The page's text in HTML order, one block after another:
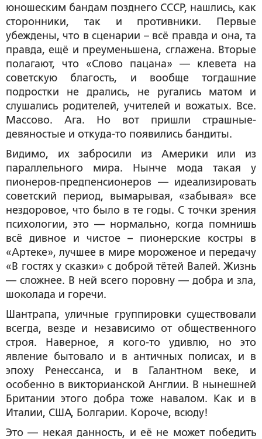
юношеским бандам позднего СССР, нашлись, как
сторонники, так и противники. Первые
убеждены, что в сценарии – всё правда и она, та
правда, ещё и преуменьшена, сглажена. Вторые
полагают, что «Слово пацана» — клевета на
советскую благость, и вообще тогдашние
подростки не дрались, не ругались матом и
слушались родителей, учителей и вожатых. Все.
Массово. Ага. Но вот пришли страшные-
девяностые и откуда-то появились бандиты.
Видимо, их забросили из Америки или из
параллельного мира. Нынче мода такая у
пионеров-предпенсионеров — идеализировать
советский период, вымарывая, «забывая» все
нездоровое, что было в те годы. С точки зрения
психологии, это — нормально, когда помнишь
всё дивное и чистое – пионерские костры в
«Артеке», лучшее в мире мороженое и передачу
«В гостях у сказки» с доброй тётей Валей. Жизнь
— сложнее. В ней всего поровну — добра и зла,
шоколада и горечи.
Шантрапа, уличные группировки существовали
всегда, везде и независимо от общественного
строя. Наверное, я кого-то удивлю, но это
явление бытовало и в античных полисах, и в
эпоху Ренессанса, и в Галантном веке, и
особенно в викторианской Англии. В нынешней
Британии этого добра тоже навалом. Как и в
Италии, США, Болгарии. Короче, всюду!
Это — некая данность, и её не может победить